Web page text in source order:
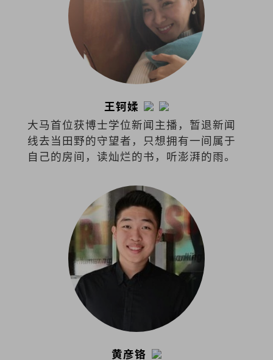
王钶媃
大马首位获博士学位新闻主播，暂退新闻
线去当田野的守望者，只想拥有一间属于
自己的房间，读灿烂的书，听澎湃的雨。
黄彦铬